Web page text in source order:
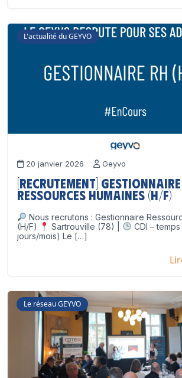
L'actualité du GEYVO
20 janvier 2026 Geyvo
[Recrutement] Gestionnaire
Ressources Humaines (H/F)
Nous recrutons : Gestionnaire
(H/F)
Sartrouville (78) |
CDI –
jours/mois) Le […]
Le réseau GEYVO